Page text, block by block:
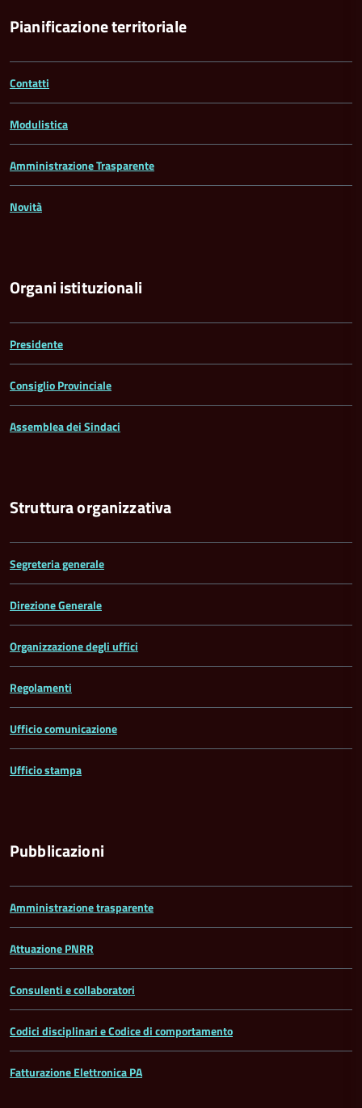
Pianificazione territoriale
Contatti
Modulistica
Amministrazione Trasparente
Novità
Organi istituzionali
Presidente
Consiglio Provinciale
Assemblea dei Sindaci
Struttura organizzativa
Segreteria generale
Direzione Generale
Organizzazione degli uffici
Regolamenti
Ufficio comunicazione
Ufficio stampa
Pubblicazioni
Amministrazione trasparente
Attuazione PNRR
Consulenti e collaboratori
Codici disciplinari e Codice di comportamento
Fatturazione Elettronica PA